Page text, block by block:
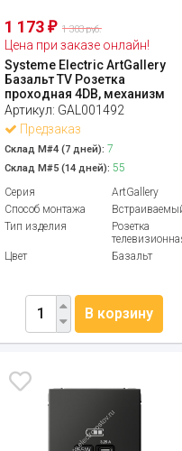
1 173₽ 1 303 руб.
Цена при заказе онлайн!
Systeme Electric ArtGallery
Базальт TV Розетка
проходная 4DB, механизм
Артикул: GAL001492
Предзаказ
Склад М#4 (7 дней): 7
Склад М#5 (14 дней): 55
Серия
ArtGallery
Способ монтажа
Тип изделия
Розетка
Цвет
Базальт
В корзину